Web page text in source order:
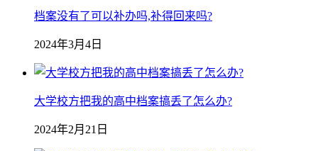
档案没有了可以补办吗,补得回来吗?
2024年3月4日
大学校方把我的高中档案搞丢了怎么办?
2024年2月21日